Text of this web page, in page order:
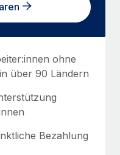
ohne
über 90 Ländern
Bezahlung